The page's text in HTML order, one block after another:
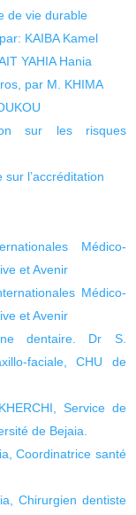
de vie durable
KAIBA Kamel
YAHIA Hania
par M. KHIMA
sur les risques
l’accréditation
Médico-
et Avenir
Médico-
et Avenir
dentaire. Dr S.
faciale, CHU de
Service de
de Bejaia.
Coordinatrice santé
Chirurgien dentiste